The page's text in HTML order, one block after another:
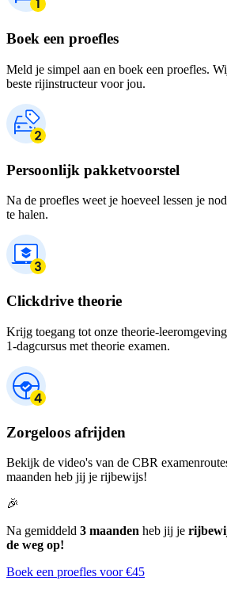
Boek een proefles
Meld je simpel aan en boek een proefles.
beste rijinstructeur voor jou.
Persoonlijk pakketvoorstel
Na de proefles weet je hoeveel lessen je
te halen.
Clickdrive theorie
Krijg toegang tot onze theorie-
1-dagcursus met theorie examen.
Zorgeloos afrijden
Bekijk de video's van de CBR
maanden heb jij je rijbewijs!
🎉
Na gemiddeld 3 maanden heb jij je
de weg op!
Boek een proefles voor €45